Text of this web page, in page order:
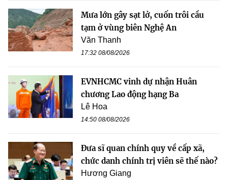
Mưa lớn gây sạt lở, cuốn trôi cầu
tạm ở vùng biên Nghệ An
Văn Thanh
17:32 08/08/2026
EVNHCMC vinh dự nhận Huân
chương Lao động hạng Ba
Lê Hoa
14:50 08/08/2026
Đưa sĩ quan chính quy về cấp xã,
chức danh chính trị viên sẽ thế nào?
Hương Giang